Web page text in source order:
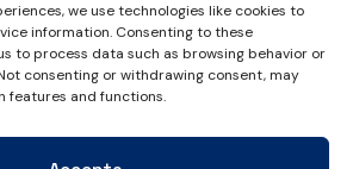
we use technologies like cookies to
information. Consenting to these
to process data such as browsing behavior or
consenting or withdrawing consent, may
features and functions.